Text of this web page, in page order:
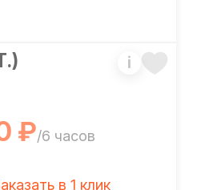
i
₽/6 часов
в 1 клик